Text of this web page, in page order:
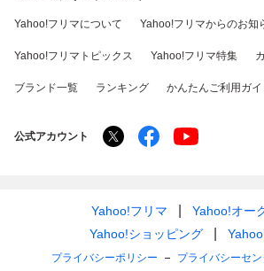
Yahoo!フリマについて Yahoo!フリマからのお知
Yahoo!フリマトピックス Yahoo!フリマ特集
ブランド一覧 ランキング かんたんご利用ガイ
公式アカウント
Yahoo!フリマ
Yahoo!オー
Yahoo!ショッピング
プライバシーポリシー プライバシーセン